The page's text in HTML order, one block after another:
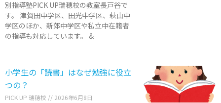
別指導塾PICK UP瑞穂校の教室長戸谷で
す。 津賀田中学区、田光中学区、萩山中
学区のほか、新郊中学区や私立中在籍者
の指導も対応しています。 &
小学生の「読書」はなぜ勉強に役立
つの？
PICK UP 瑞穂校 2026年6月8日